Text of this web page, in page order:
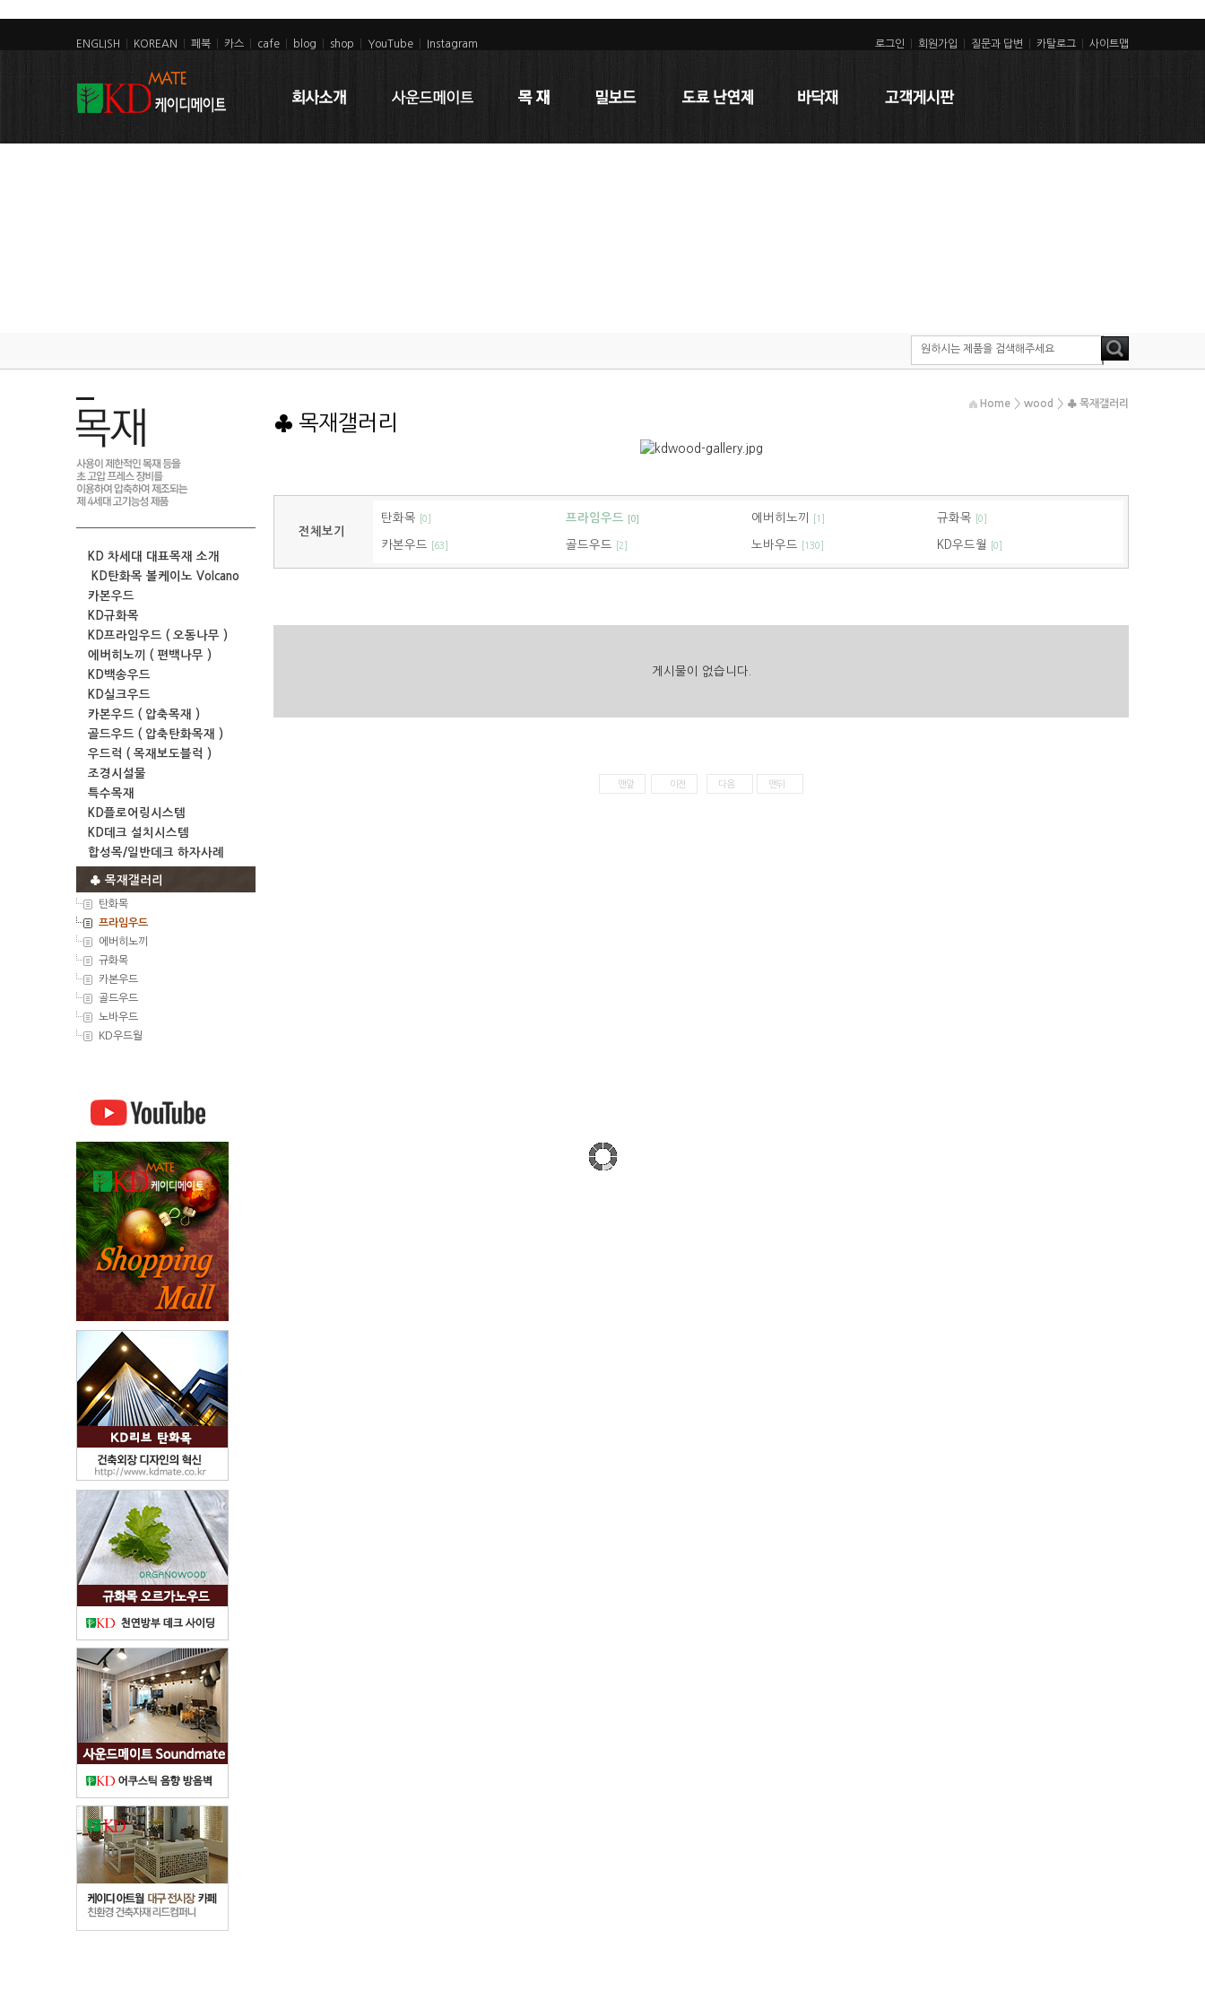
ENGLISH KOREAN 페북 카스 cafe blog shop YouTube Instagram 로그인 회원가입 질문과 답변 카탈로그 사이트맵
KD 차세대 대표목재 소개
KD탄화목 볼케이노 Volcano
카본우드
KD규화목
KD프라임우드 ( 오동나무 )
에버히노끼 ( 편백나무 )
KD백송우드
KD실크우드
카본우드 ( 압축목재 )
골드우드 ( 압축탄화목재 )
우드럭 ( 목재보도블럭 )
조경시설물
특수목재
KD플로어링시스템
KD데크 설치시스템
합성목/일반데크 하자사례
♣ 목재갤러리
탄화목
프라임우드
에버히노끼
규화목
카본우드
골드우드
노바우드
KD우드월
♣ 목재갤러리
Home > wood > ♣ 목재갤러리
전체보기
탄화목 [0] 프라임우드 [0] 에버히노끼 [1] 규화목 [0]
카본우드 [63] 골드우드 [2] 노바우드 [130] KD우드월 [0]
게시물이 없습니다.
맨앞 이전 다음 맨뒤